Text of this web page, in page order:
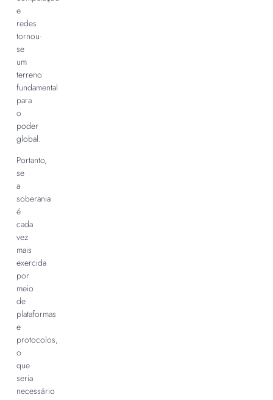
e
redes
tornou-
se
um
terreno
fundamental
para
o
poder
global.
Portanto,
se
a
soberania
é
cada
vez
mais
exercida
por
meio
de
plataformas
e
protocolos,
o
que
seria
necessário